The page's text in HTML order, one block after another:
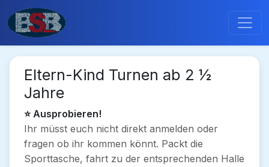
Eltern-Kind Turnen ab 2 ½
Jahre
⭐ Ausprobieren!
Ihr müsst euch nicht direkt anmelden oder
fragen ob ihr kommen könnt. Packt die
Sporttasche, fahrt zu der entsprechenden Halle